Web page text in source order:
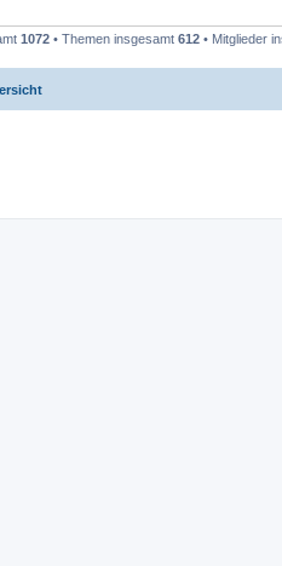
1072 • Themen insgesamt 612 • Mitglieder